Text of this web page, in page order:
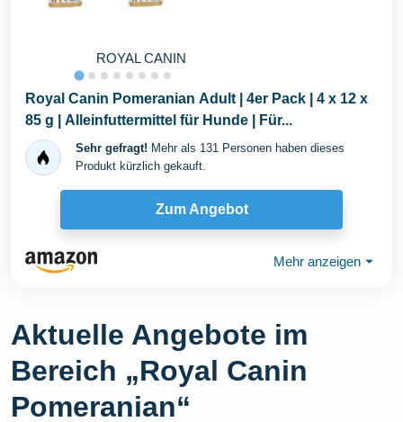
ROYAL CANIN
Royal Canin Pomeranian Adult | 4er Pack | 4 x 12 x
85 g | Alleinfuttermittel für Hunde | Für...
Sehr gefragt! Mehr als 131 Personen haben dieses
Produkt kürzlich gekauft.
Zum Angebot
Mehr anzeigen ⏷
Aktuelle Angebote im
Bereich „Royal Canin
Pomeranian“